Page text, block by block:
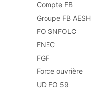
Compte FB
Groupe FB AESH
FO SNFOLC
FNEC
FGF
Force ouvrière
UD FO 59